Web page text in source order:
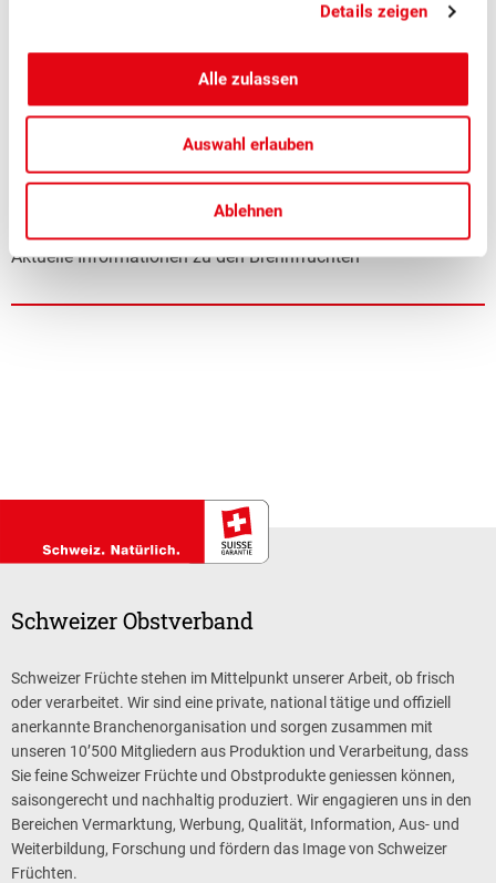
Details zeigen
Alle zulassen
Auswahl erlauben
Ablehnen
Brennfrüchte: Preise stabil – Lager
konnten abgebaut werden
Aktuelle Informationen zu den Brennfrüchten
Schweizer Obstverband
Schweizer Früchte stehen im Mittelpunkt unserer Arbeit, ob frisch
oder verarbeitet. Wir sind eine private, national tätige und offiziell
anerkannte Branchenorganisation und sorgen zusammen mit
unseren 10’500 Mitgliedern aus Produktion und Verarbeitung, dass
Sie feine Schweizer Früchte und Obstprodukte geniessen können,
saisongerecht und nachhaltig produziert. Wir engagieren uns in den
Bereichen Vermarktung, Werbung, Qualität, Information, Aus- und
Weiterbildung, Forschung und fördern das Image von Schweizer
Früchten.